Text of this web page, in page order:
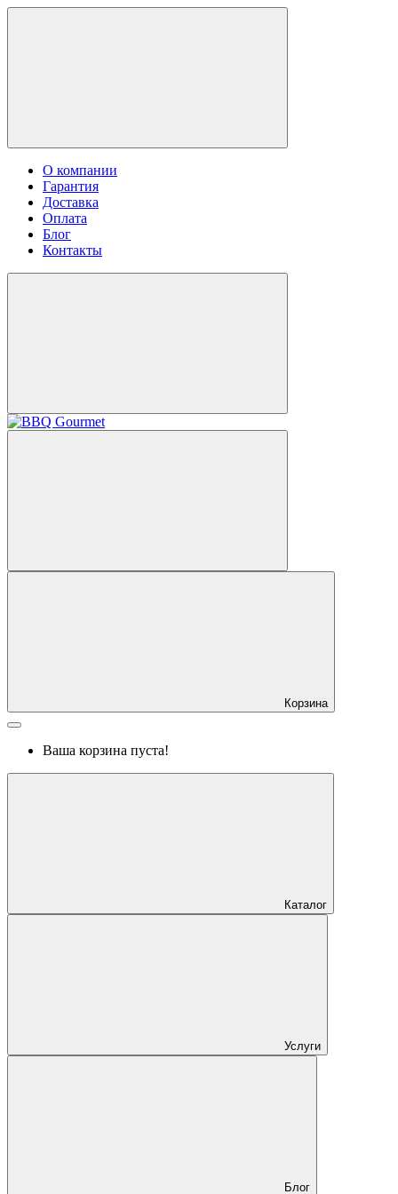
О компании
Гарантия
Доставка
Оплата
Блог
Контакты
Корзина
Ваша корзина пуста!
Каталог
Услуги
Блог